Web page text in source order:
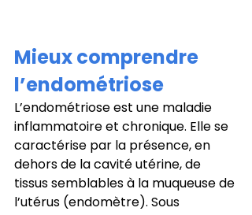
Mieux comprendre
l’endométriose
L’endométriose est une maladie
inflammatoire et chronique. Elle se
caractérise par la présence, en
dehors de la cavité utérine, de
tissus semblables à la muqueuse de
l’utérus (endomètre). Sous